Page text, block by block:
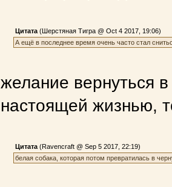
Цитата(Шерстяная Тигра @ Oct 4 2017, 19:06)
А ещё в последнее время очень часто стал
желание вернуться в
настоящей жизнью,
Цитата(Ravencraft @ Sep 5 2017, 22:19)
белая собака, которая потом превратилась в